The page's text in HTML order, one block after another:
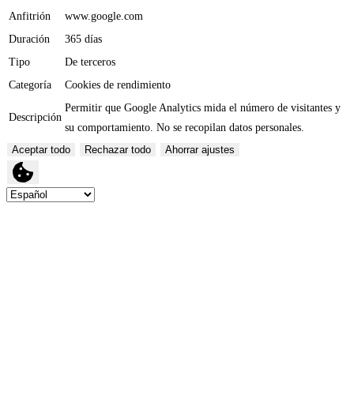
Anfitrión
www.google.com
Duración
365 días
Tipo
De terceros
Categoría
Cookies de rendimiento
Descripción
Permitir que Google Analytics mida el número de visitantes y
su comportamiento. No se recopilan datos personales.
Aceptar todo
Rechazar todo Ahorrar ajustes